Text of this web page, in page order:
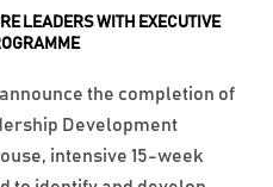
LEADERS WITH EXECUTIVE
the completion of
Development
intensive 15-week